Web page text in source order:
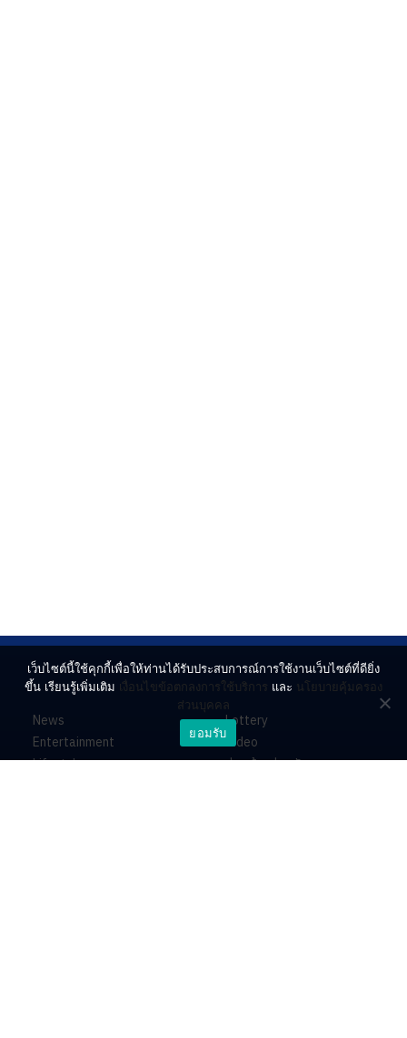
News
Entertainment
Lifestyle
Lottery
Video
ร่วมด้วยช่วยกัน
เว็บไซต์นี้ใช้คุกกี้เพื่อให้ท่านได้รับประสบการณ์การใช้งานเว็บไซต์ที่ดียิ่ง
ขึ้น เรียนรู้เพิ่มเติม เงื่อนไขข้อตกลงการใช้บริการ และ นโยบายคุ้มครอง
ส่วนบุคคล
ยอมรับ